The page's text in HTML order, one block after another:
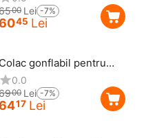
45 Lei
00 Lei -7%
Colac gonflabil pentru
înot Roată 90 cm
0.0
17 Lei
00 Lei -7%